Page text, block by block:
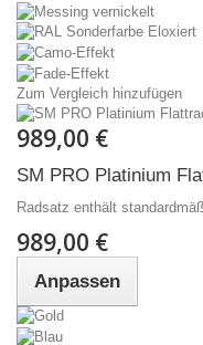
Zum Vergleich hinzufügen
989,00 €
SM PRO Platinium
Radsatz enthält
989,00 €
Anpassen